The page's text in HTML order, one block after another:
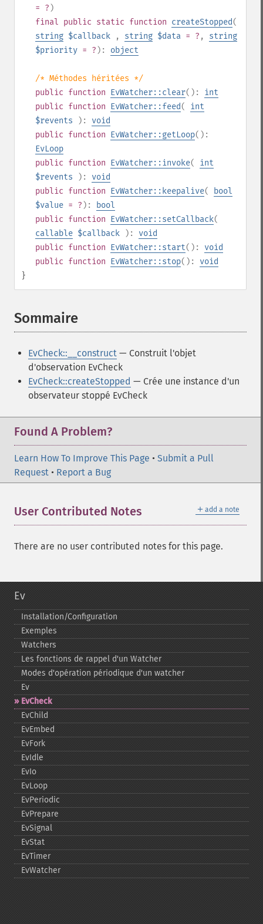
= ? )
final public static function createStopped(
string $callback , string $data = ? , string
$priority = ? ): object
/* Méthodes héritées */
public function EvWatcher::clear(): int
public function EvWatcher::feed(
int
$revents
): void
public function EvWatcher::getLoop():
EvLoop
public function EvWatcher::invoke(
int
$revents
): void
public function EvWatcher::keepalive(
bool
$value = ? ):
bool
public function EvWatcher::setCallback(
callable $callback ): void
public function EvWatcher::start(): void
public function EvWatcher::stop(): void
}
Sommaire
EvCheck::__construct — Construit l'objet
d'observation EvCheck
EvCheck::createStopped — Crée une instance d'un
observateur stoppé EvCheck
Found A Problem?
Learn How To Improve This Page • Submit a Pull
Request • Report a Bug
＋ add a note
User Contributed Notes
There are no user contributed notes for this page.
Ev
Installation/Configuration
Exemples
Watchers
Les fonctions de rappel d'un Watcher
Modes d'opération périodique d'un watcher
Ev
EvCheck
EvChild
EvEmbed
EvFork
EvIdle
EvIo
EvLoop
EvPeriodic
EvPrepare
EvSignal
EvStat
EvTimer
EvWatcher